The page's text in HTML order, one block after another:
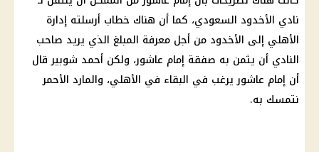
نادي الأخدود السعودي، كما أن هناك خطاب أرسلته إدارة
الأهلي إلى الأخدود من أجل معرفة المبلغ الذي يريد صاحب
النادي أن يثمن به صفقة إمام عاشور، ولكن أحمد شوبير قال
أن إمام عاشور يرغب في البقاء في الأهلي، والمارد الأحمر
نتمسك به.